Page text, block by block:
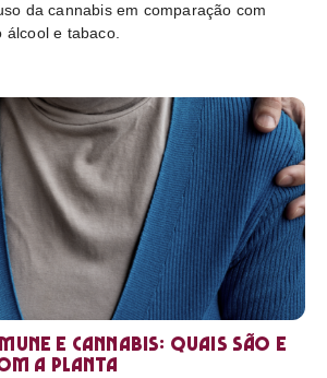
da cannabis em comparação com
e tabaco.
e cannabis: Quais são e
a planta